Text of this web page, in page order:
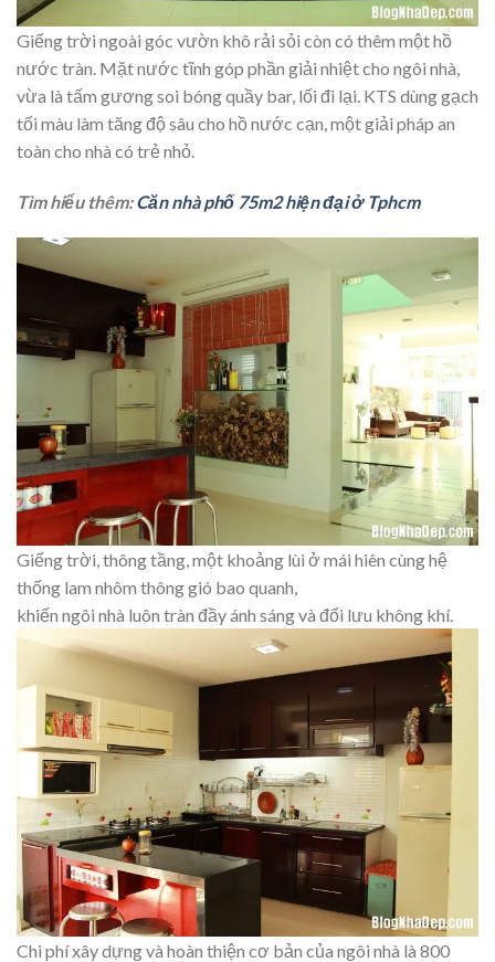
Giếng trời ngoài góc vườn khô rải sỏi còn có thêm một hồ
nước tràn. Mặt nước tĩnh góp phần giải nhiệt cho ngôi nhà,
vừa là tấm gương soi bóng quầy bar, lối đi lại. KTS dùng gạch
tối màu làm tăng độ sâu cho hồ nước cạn, một giải pháp an
toàn cho nhà có trẻ nhỏ.
Tìm hiểu thêm:Căn nhà phố 75m2 hiện đại ở Tphcm
Giếng trời, thông tầng, một khoảng lùi ở mái hiên cùng hệ
thống lam nhôm thông gió bao quanh,
khiến ngôi nhà luôn tràn đầy ánh sáng và đối lưu không khí.
Chi phí xây dựng và hoàn thiện cơ bản của ngôi nhà là 800